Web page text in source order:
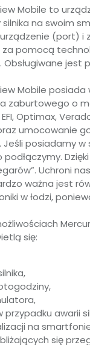
Mobile to
na swoim
(port) i
pomocą
jest
Mobile
zaburtowego o
Optimax,
umocowanie
Jeśli posiadamy
Uchroni
ważna jest
w łodzi,
się:
przypadku awarii
na
się
się8 osób.